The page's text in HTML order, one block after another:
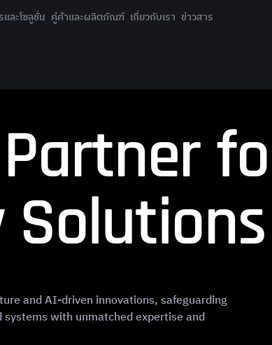
ละโซลูชั่น คู่ค้าและผลิตภัณฑ์ เกี่ยวกับเรา ข่าวสาร
Partnerfo
Solutions
and AI-driven innovations, safeguarding
with unmatched expertise and